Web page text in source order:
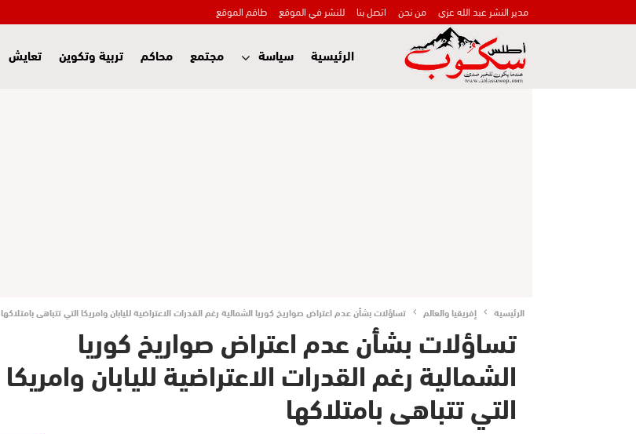
مدير النشر عبد الله عزي من نحن اتصل بنا للنشر في الموقع طاقم الموقع
الرئيسية سياسة مجتمع محاكم تربية وتكوين تعايش
الرئيسية إفريقيا والعالم تساؤلات بشأن عدم اعتراض صواريخ كوريا الشمالية رغم القدرات الاعتراضية لليابان وامريكا التي تتباهى بامتلاكها
تساؤلات بشأن عدم اعتراض صواريخ كوريا
الشمالية رغم القدرات الاعتراضية لليابان وامريكا
التي تتباهى بامتلاكها